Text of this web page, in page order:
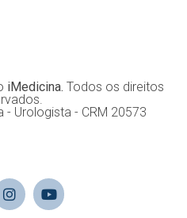
iMedicina. Todos os direitos
- Urologista - CRM 20573